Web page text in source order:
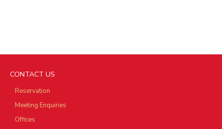
CONTACT US
Reservation
Meeting Enquiries
Offices